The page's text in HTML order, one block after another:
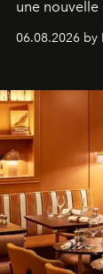
une
06.08.2026 by